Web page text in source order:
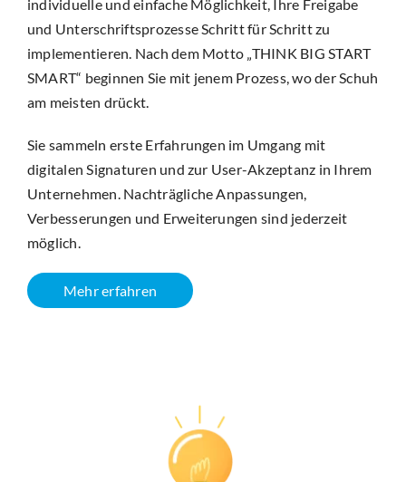
individuelle und einfache Möglichkeit, Ihre Freigabe
und Unterschriftsprozesse Schritt für Schritt zu
implementieren. Nach dem Motto „THINK BIG START
SMART“ beginnen Sie mit jenem Prozess, wo der Schuh
am meisten drückt.
Sie sammeln erste Erfahrungen im Umgang mit
digitalen Signaturen und zur User-Akzeptanz in Ihrem
Unternehmen. Nachträgliche Anpassungen,
Verbesserungen und Erweiterungen sind jederzeit
möglich.
Mehr erfahren